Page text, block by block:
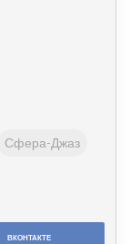
Сфера-Джаз
ВКОНТАКТЕ